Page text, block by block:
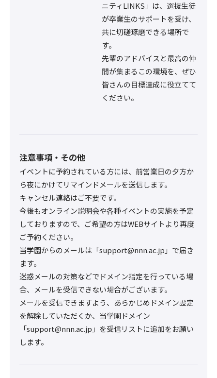
ニティLINKS」は、選抜生徒
が卒業生のサポートを受け、
共に切磋琢磨できる場所で
す。
先輩のアドバイスと最高の仲
間が集まるこの環境を、ぜひ
皆さんの目標達成に役立てて
ください。
注意事項・その他
イベントに予約されている方には、前営業日の夕方か
ら夜にかけてリマインドメールを送信します。
キャンセル連絡はご不要です。
今後もオンライン説明会や各種イベントの実施を予定
しておりますので、ご希望の方はWEBサイトより再度
ご予約ください。
当学園からのメールは「support@nnn.ac.jp」で届き
ます。
迷惑メールの対策などでドメイン指定を行っている場
合、メールを受信できない場合がございます。
メールを受信できますよう、あらかじめドメイン設定
を解除していただくか、当学園ドメイン
「support@nnn.ac.jp」を受信リストに追加をお願い
します。